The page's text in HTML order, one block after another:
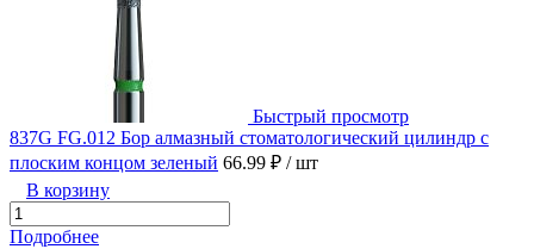
Быстрый просмотр
837G FG.012 Бор алмазный стоматологический цилиндр с
плоским концом зеленый 66.99 ₽ / шт
В корзину
Подробнее